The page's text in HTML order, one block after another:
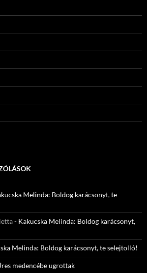
Melinda: Boldog karácsonyt, te
- Kakucska Melinda: Boldog karácsonyt,
Melinda: Boldog karácsonyt, te selejtolló!
medencébe ugrottak